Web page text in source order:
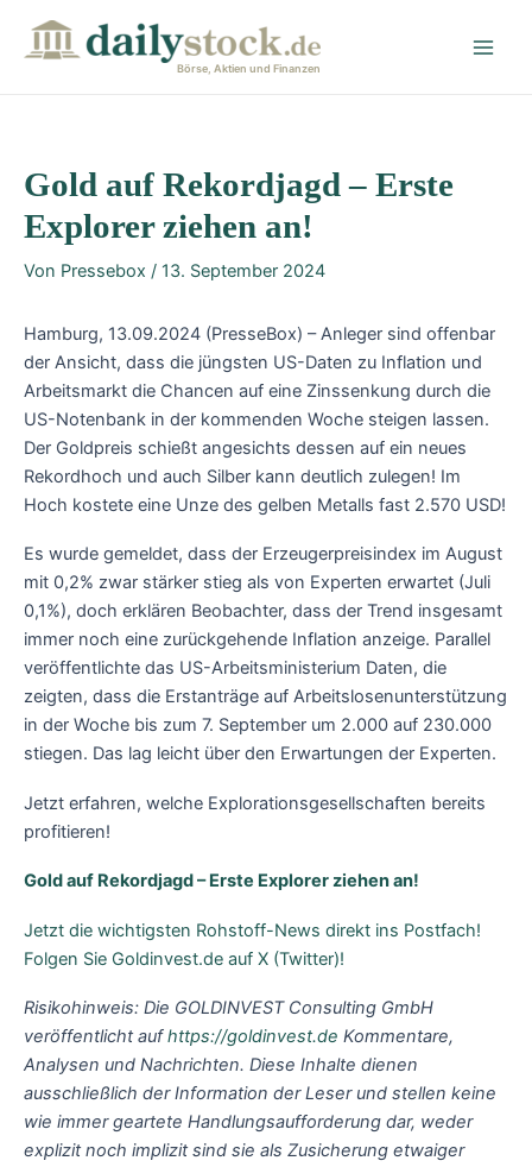
Börse, Aktien und Finanzen
Gold auf Rekordjagd – Erste
Explorer ziehen an!
Von Pressebox / 13. September 2024
Hamburg, 13.09.2024 (PresseBox) – Anleger sind offenbar
der Ansicht, dass die jüngsten US-Daten zu Inflation und
Arbeitsmarkt die Chancen auf eine Zinssenkung durch die
US-Notenbank in der kommenden Woche steigen lassen.
Der Goldpreis schießt angesichts dessen auf ein neues
Rekordhoch und auch Silber kann deutlich zulegen! Im
Hoch kostete eine Unze des gelben Metalls fast 2.570 USD!
Es wurde gemeldet, dass der Erzeugerpreisindex im August
mit 0,2% zwar stärker stieg als von Experten erwartet (Juli
0,1%), doch erklären Beobachter, dass der Trend insgesamt
immer noch eine zurückgehende Inflation anzeige. Parallel
veröffentlichte das US-Arbeitsministerium Daten, die
zeigten, dass die Erstanträge auf Arbeitslosenunterstützung
in der Woche bis zum 7. September um 2.000 auf 230.000
stiegen. Das lag leicht über den Erwartungen der Experten.
Jetzt erfahren, welche Explorationsgesellschaften bereits
profitieren!
Gold auf Rekordjagd – Erste Explorer ziehen an!
Jetzt die wichtigsten Rohstoff-News direkt ins Postfach!
Folgen Sie Goldinvest.de auf X (Twitter)!
Risikohinweis: Die GOLDINVEST Consulting GmbH
veröffentlicht aufhttps://goldinvest.de Kommentare,
Analysen und Nachrichten. Diese Inhalte dienen
ausschließlich der Information der Leser und stellen keine
wie immer geartete Handlungsaufforderung dar, weder
explizit noch implizit sind sie als Zusicherung etwaiger